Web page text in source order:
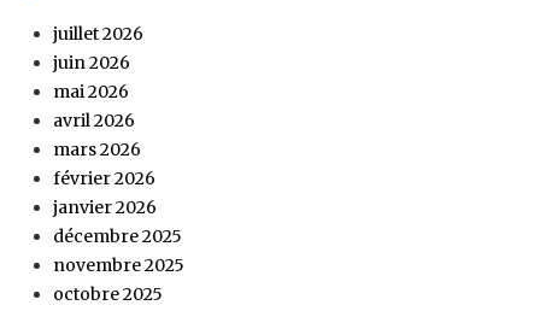
juillet 2026
juin 2026
mai 2026
avril 2026
mars 2026
février 2026
janvier 2026
décembre 2025
novembre 2025
octobre 2025